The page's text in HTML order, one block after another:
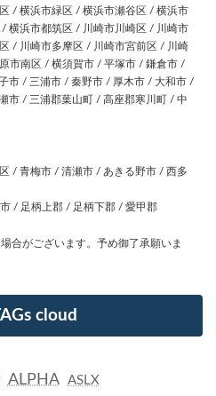
/ 横浜市緑区 / 横浜市瀬谷区 / 横浜市
横浜市都筑区 / 川崎市川崎区 / 川崎市
/ 川崎市多摩区 / 川崎市宮前区 / 川崎
市南区 / 横須賀市 / 平塚市 / 鎌倉市 /
市 / 三浦市 / 秦野市 / 厚木市 / 大和市 /
市 / 三浦郡葉山町 / 高座郡寒川町 / 中
/ 青梅市 / 清瀬市 / あきる野市 / 西多
/ 足柄上郡 / 足柄下郡 / 愛甲郡
合がございます。予め御了承願いま
TAGs cloud
ALPHA ASLX